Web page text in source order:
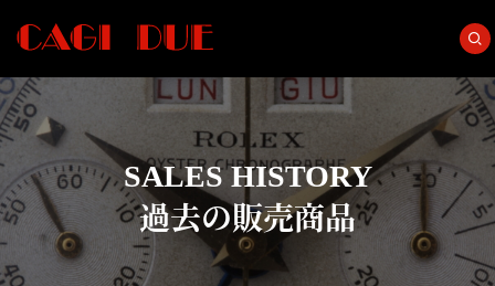
SALES HISTORY
過去の販売商品